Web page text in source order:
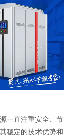
一直注重安全、节
稳定的技术优势和